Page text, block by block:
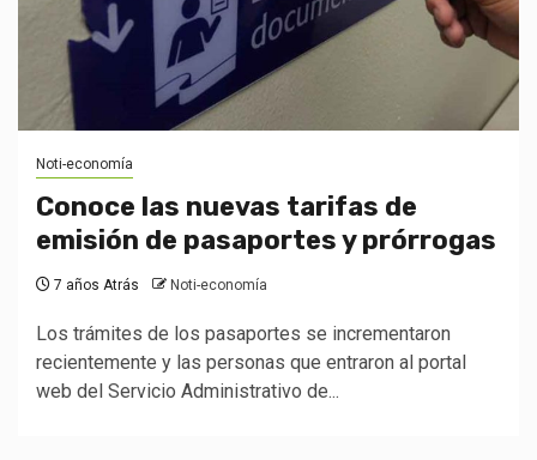
Noti-economía
Conoce las nuevas tarifas de
emisión de pasaportes y prórrogas
7 años Atrás Noti-economía
Los trámites de los pasaportes se incrementaron
recientemente y las personas que entraron al portal
web del Servicio Administrativo de...